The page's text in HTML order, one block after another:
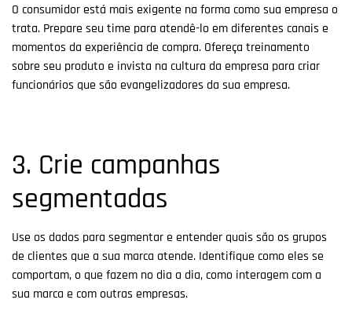
O consumidor está mais exigente na forma como sua empresa o
trata. Prepare seu time para atendê-lo em diferentes canais e
momentos da experiência de compra. Ofereça treinamento
sobre seu produto e invista na cultura da empresa para criar
funcionários que são evangelizadores da sua empresa.
3. Crie campanhas
segmentadas
Use os dados para segmentar e entender quais são os grupos
de clientes que a sua marca atende. Identifique como eles se
comportam, o que fazem no dia a dia, como interagem com a
sua marca e com outras empresas.